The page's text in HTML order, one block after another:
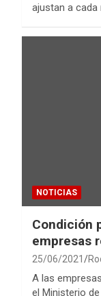
ajustan a cada
NOTICIAS
Condición
empresas
25/06/2021
A las
el Ministerio